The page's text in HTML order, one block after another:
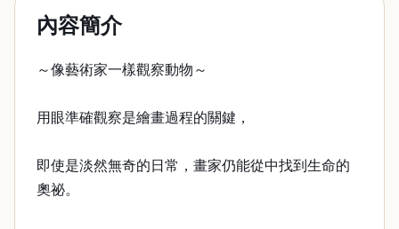
內容簡介
～像藝術家一樣觀察動物～
用眼準確觀察是繪畫過程的關鍵，
即使是淡然無奇的日常，畫家仍能從中找到生命的
奧祕。